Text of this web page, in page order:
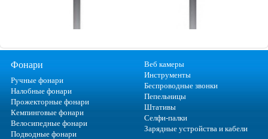
Фонари
Ручные фонари
Налобные фонари
Прожекторные фонари
Кемпинговые фонари
Велосипедные фонари
Подводные фонари
Веб камеры
Инструменты
Беспроводные звонки
Пепельницы
Штативы
Селфи-палки
Зарядные устройства и кабели